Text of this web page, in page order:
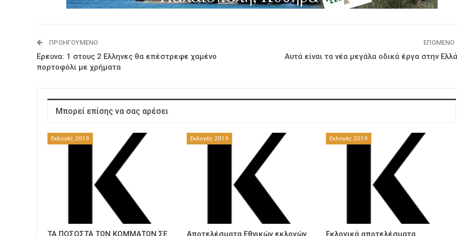
ΠΡΟΗΓΟΎΜΕΝΟ
Ερευνα: 1 στους 2 Ελληνες θα επέστρεφε χαμένο
πορτοφόλι με χρήματα
ΕΠΌΜΕΝΟ
Αυτά είναι τα νέα μεγάλα οδικά έργα στην
Μπορεί επίσης να σας αρέσει
Εκλογές 2019
ΤΑ ΠΟΣΟΣΤΑ ΤΩΝ ΚΟΜΜΑΤΩΝ ΣΕ
Εκλογές 2019
Αποτελέσματα Εθνικών εκλογών
Εκλογές 2019
Εκλογικά αποτελέσματα